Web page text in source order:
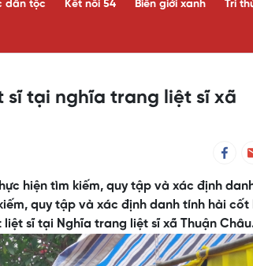
dân tộc Kết nối 54 Biên giới xanh Tri
sĩ tại nghĩa trang liệt sĩ xã
hiện tìm kiếm, quy tập và xác định
quy tập và xác định danh tính hài cốt
sĩ tại Nghĩa trang liệt sĩ xã Thuận